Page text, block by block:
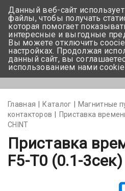
Главная Каталог Магнитные
контакторов
Приставка
CHINT
Приставка
F5-T0 (0.1-
Данный веб-сайт
файлы, чтобы получать
которая помогает
интересные и выгодные
Вы можете отключить
настройках. Продолжая
данный сайт, вы
использованием нами